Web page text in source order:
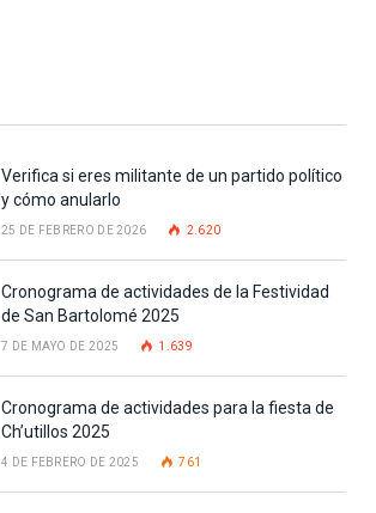
Verifica si eres militante de un partido político
y cómo anularlo
25 DE FEBRERO DE 2026 2.620
Cronograma de actividades de la Festividad
de San Bartolomé 2025
7 DE MAYO DE 2025 1.639
Cronograma de actividades para la fiesta de
Ch’utillos 2025
4 DE FEBRERO DE 2025 761